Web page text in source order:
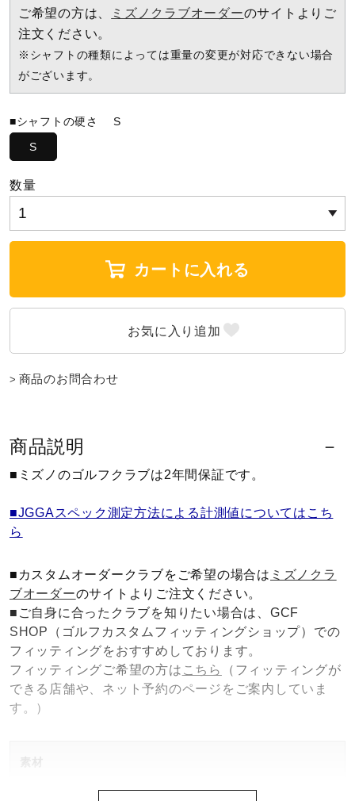
柔道
ウィンタースポーツ
ライフスタイルグッズ
寝具／ミズノスリープ
アウトドア／レイン
ジュニア／キッズ
メディカル
ご希望の方は、
ミズノクラブオーダーのサイトよりご
注文ください。
※シャフトの種類によっては重量の変更が対応できない場合
がございます。
■シャフトの硬さS
S
数量
カートに入れる
商品のお問合わせ
商品説明
■ミズノのゴルフクラブは2年間保証です。
■JGGAスペック測定方法による計測値についてはこち
ら
■カスタムオーダークラブをご希望の場合は ミズノクラ
ブオーダーのサイトよりご注文ください。
■ご自身に合ったクラブを知りたい場合は、GCF
SHOP（ゴルフカスタムフィッティングショップ）での
フィッティングをおすすめしております。
フィッティングご希望の方は こちら
（フィッティングが
できる店舗や、ネット予約のページをご案内していま
す。）